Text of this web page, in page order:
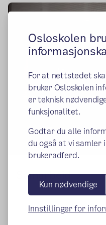
Osloskolen
For at nettstedet
bruker Osloskolen
er teknisk
funksjonalitet.
Godtar du alle
du også at vi samler
brukeradferd.
Kun nødvendige
Innstillinger for
Samarbeid